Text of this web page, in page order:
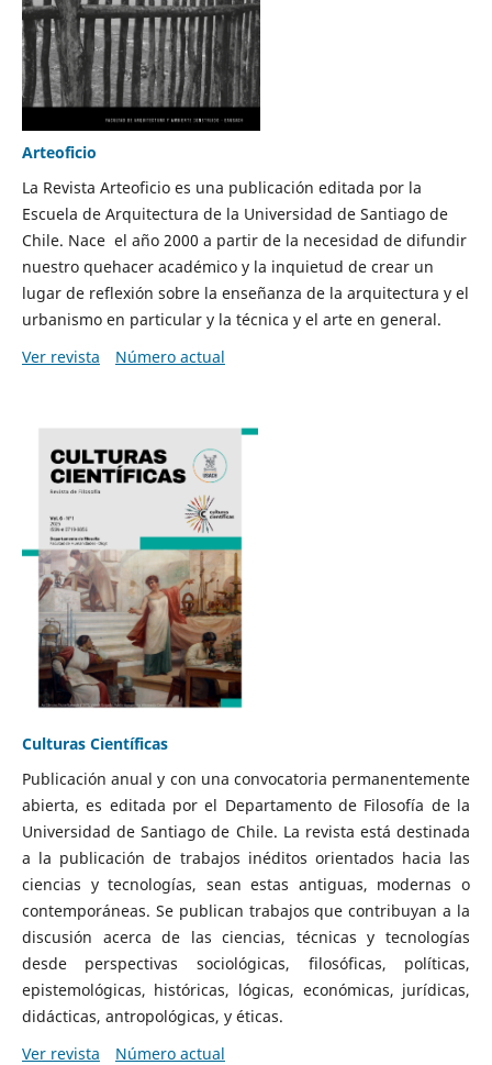
Arteoficio
La Revista Arteoficio es una publicación editada por la
Escuela de Arquitectura de la Universidad de Santiago de
Chile. Nace el año 2000 a partir de la necesidad de difundir
nuestro quehacer académico y la inquietud de crear un
lugar de reflexión sobre la enseñanza de la arquitectura y el
urbanismo en particular y la técnica y el arte en general.
Ver revista
Número actual
Culturas Científicas
Publicación anual y con una convocatoria permanentemente
abierta, es editada por el Departamento de Filosofía de la
Universidad de Santiago de Chile. La revista está destinada
a la publicación de trabajos inéditos orientados hacia las
ciencias y tecnologías, sean estas antiguas, modernas o
contemporáneas. Se publican trabajos que contribuyan a la
discusión acerca de las ciencias, técnicas y tecnologías
desde perspectivas sociológicas, filosóficas, políticas,
epistemológicas, históricas, lógicas, económicas, jurídicas,
didácticas, antropológicas, y éticas.
Ver revista
Número actual